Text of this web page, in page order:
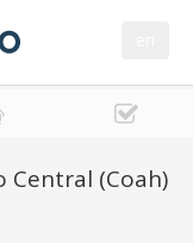
Central (Coah)